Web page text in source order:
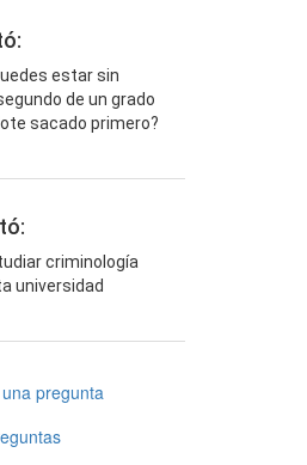
estar sin
de un grado
sacado primero?
criminología
universidad
pregunta